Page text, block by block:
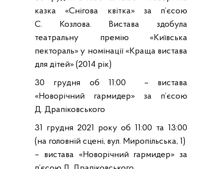
казка «Снігова квітка» за п’єсою
С. Козлова. Вистава здобула
театральну премію «Київська
пектораль» у номінації «Краща вистава
для дітей» (2014 рік)
30 грудня об 11:00 – вистава
«Новорічний гармидер» за п’єсою
Д. Драпіковського
31 грудня 2021 року об 11:00 та 13:00
(на головній сцені, вул. Миропільська, 1)
– вистава «Новорічний гармидер» за